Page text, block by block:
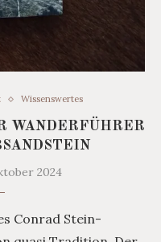
Wissenswertes
WANDERFÜHRER
2024
Conrad Stein-